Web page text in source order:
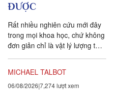
ĐƯỢC
Rất nhiều nghiên cứu mới đây
trong mọi khoa học, chứ không
đơn giản chỉ là vật lý lượng tử,
chúng ta tưởng. Một câu
chuyện khoa học đang xuất
MICHAEL TALBOT
06/08/2026 7,274 lượt xem